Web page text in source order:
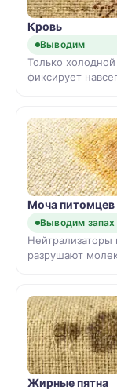
Кровь
Выводим
Только
фиксирует
Моча питомцев
Выводим запах
Нейтрализаторы
разрушают
Жирные пятна